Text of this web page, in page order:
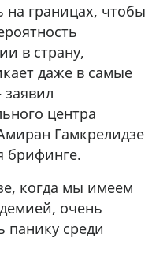
границах, чтобы
в страну,
даже в самые
центра
Гамкрелидзе
брифинге.
когда мы имеем
очень
панику среди